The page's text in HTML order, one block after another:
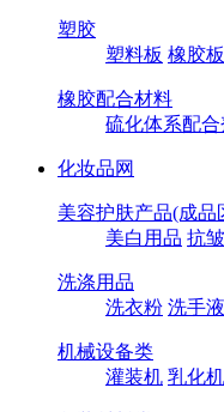
塑胶
塑料板 橡胶板
橡胶配合材料
硫化体系配合
化妆品网
美容护肤产品(成品
美白用品 抗
洗涤用品
洗衣粉 洗手液
机械设备类
灌装机 乳化机